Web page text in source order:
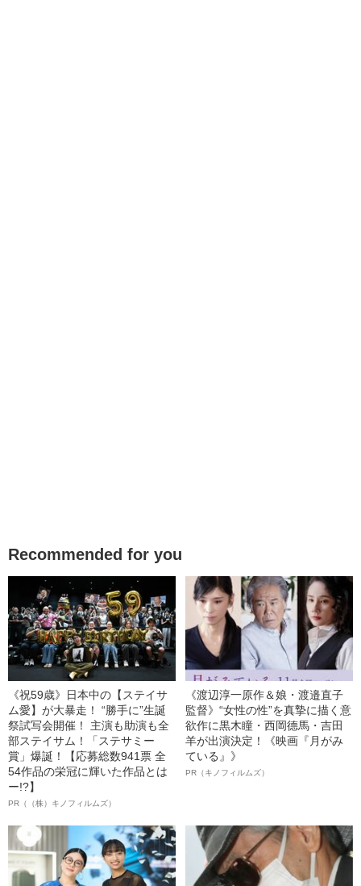
Recommended for you
《祝59歳》日本中の【ステイサ
ム愛】が大暴走！ “勝手に”生誕
祭試写会開催！ 主演も助演も全
部ステイサム！「ステサミー
賞」爆誕！【応募総数941票 全
54作品の栄冠に輝いた作品とは
ー!?】
PR（（株）キノフィルムズ）
《渡辺淳一原作＆娘・渡邉直子
監督》“女性の性”を真摯に描く意
欲作に黒木瞳・西岡德馬・吉田
羊が出演決定！《映画『月がみ
ている』》
PR（キノフィルムズ）